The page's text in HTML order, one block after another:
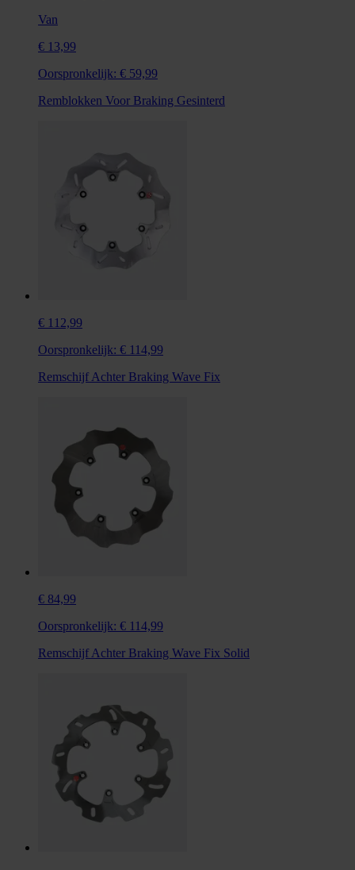
Van
€ 13,99
Oorspronkelijk: € 59,99
Remblokken Voor Braking Gesinterd
€ 112,99
Oorspronkelijk: € 114,99
Remschijf Achter Braking Wave Fix
€ 84,99
Oorspronkelijk: € 114,99
Remschijf Achter Braking Wave Fix Solid